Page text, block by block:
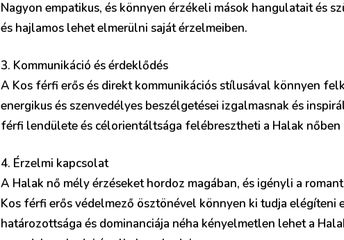
Nagyon empatikus, és könnyen érzékeli mások hangulatait és
és hajlamos lehet elmerülni saját érzelmeiben.
3. Kommunikáció és érdeklődés
A Kos férfi erős és direkt kommunikációs stílusával könnyen
energikus és szenvedélyes beszélgetései izgalmasnak és
férfi lendülete és célorientáltsága felébresztheti a Halak nőben
4. Érzelmi kapcsolat
A Halak nő mély érzéseket hordoz magában, és igényli a
Kos férfi erős védelmező ösztönével könnyen ki tudja elégíteni
határozottsága és dominanciája néha kényelmetlen lehet a